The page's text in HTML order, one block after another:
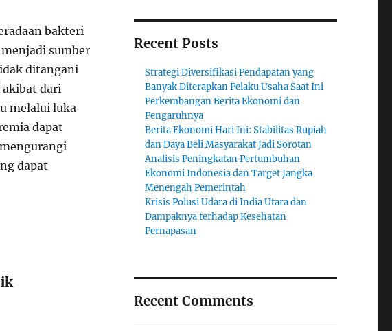
bakteri
sumber
ditangani
akibat dari
melalui luka
dapat
dapat
Recent Posts
Strategi Diversifikasi Pendapatan yang
Banyak Diterapkan Pelaku Usaha Saat Ini
Perkembangan Berita Ekonomi dan
Pengaruhnya
Berita Ekonomi Hari Ini: Stabilitas Rupiah
dan Daya Beli Masyarakat Jadi Sorotan
Analisis Peningkatan Pertumbuhan
Ekonomi Indonesia dan Target Jangka
Menengah Pemerintah
Krisis Polusi Udara di India Utara dan
Dampaknya terhadap Kesehatan
Pernapasan
Recent Comments